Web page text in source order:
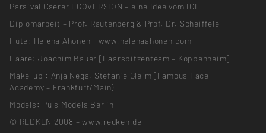
Parsival Cserer EGOVERSION – eine Idee vom ICH
Diplomarbeit – Prof. Rautenberg & Prof. Dr. Scheiffele
Hüte: Helena Ahonen - www.helenaahonen.com
Haare: Joachim Bauer [Haarspitzenteam – Koppenheim]
Make-up : Anja Nega, Stefanie Gleim [Famous Face
Academy – Frankfurt/Main)
Models: Puls Models Berlin
© REDKEN 2008 – www.redken.de